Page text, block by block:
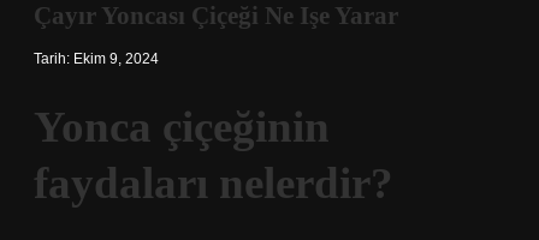
Çayır Yoncası Çiçeği Ne Işe Yarar
Tarih: Ekim 9, 2024
Yonca çiçeğinin
faydaları nelerdir?